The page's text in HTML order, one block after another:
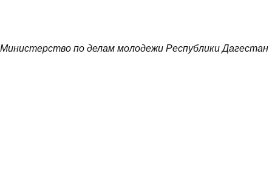
Министерство по делам молодежи Республики Дагестан